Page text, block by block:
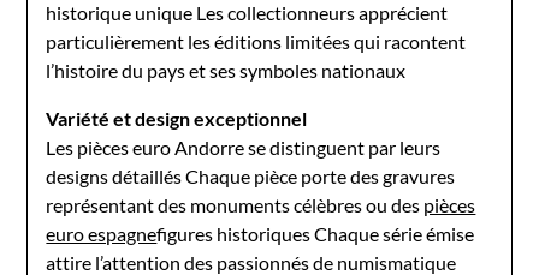
historique unique Les collectionneurs apprécient
particulièrement les éditions limitées qui racontent
l’histoire du pays et ses symboles nationaux
Variété et design exceptionnel
Les pièces euro Andorre se distinguent par leurs
designs détaillés Chaque pièce porte des gravures
représentant des monuments célèbres ou des pièces
euro espagnefigures historiques Chaque série émise
attire l’attention des passionnés de numismatique